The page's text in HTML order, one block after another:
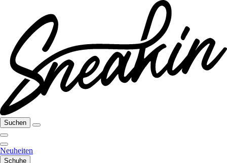
Suchen
Neuheiten
Schuhe